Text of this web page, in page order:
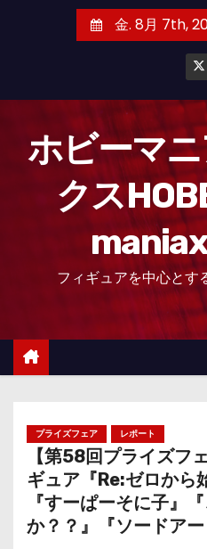
金. 8月 7th,
ホビーマ
クス
maniax
フィギュアを中心とす
プライズフェア レポート
【第58回プライズフ
ギュア『Re:ゼロから
『すーぱーそに子』
か？？』『ソードアー